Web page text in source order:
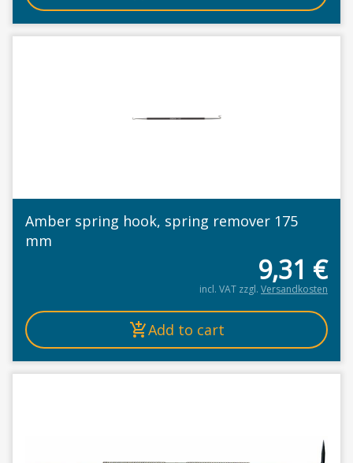
Amber spring hook, spring remover 175
mm
9,31 €
incl. VAT zzgl. Versandkosten
Add to cart